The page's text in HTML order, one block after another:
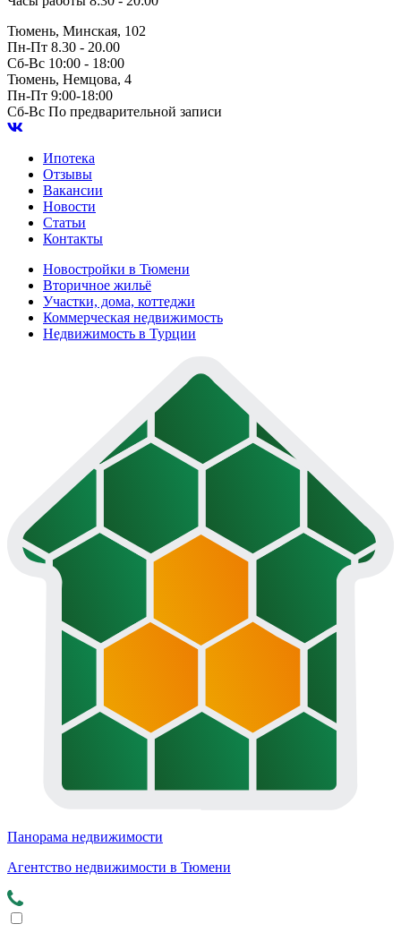
Тюмень, Минская, 102
Пн-Пт 8.30 - 20.00
Сб-Вс 10:00 - 18:00
Тюмень, Немцова, 4
Пн-Пт 9:00-18:00
Сб-Вс По предварительной записи
Ипотека
Отзывы
Вакансии
Новости
Статьи
Контакты
Новостройки в Тюмени
Вторичное жильё
Участки, дома, коттеджи
Коммерческая недвижимость
Недвижимость в Турции
Панорама недвижимости
Агентство недвижимости в Тюмени